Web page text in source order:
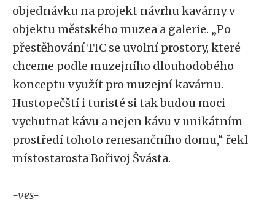
objednávku na projekt návrhu kavárny v
objektu městského muzea a galerie. „Po
přestěhování TIC se uvolní prostory, které
chceme podle muzejního dlouhodobého
konceptu využít pro muzejní kavárnu.
Hustopečští i turisté si tak budou moci
vychutnat kávu a nejen kávu v unikátním
prostředí tohoto renesančního domu,“ řekl
místostarosta Bořivoj Švásta.
-ves-